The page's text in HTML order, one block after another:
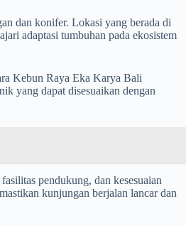
dan konifer. Lokasi yang berada di
adaptasi tumbuhan pada ekosistem
Kebun Raya Eka Karya Bali
yang dapat disesuaikan dengan
pendukung, dan kesesuaian
kunjungan berjalan lancar dan